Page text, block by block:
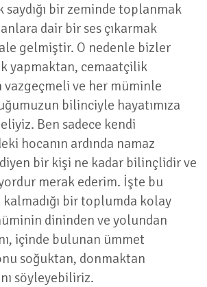
saydığı bir zeminde toplanmak
dair bir ses çıkarmak
gelmiştir. O nedenle bizler
yapmaktan, cemaatçilik
vazgeçmeli ve her müminle
bilinciyle hayatımıza
Ben sadece kendi
hocanın ardında namaz
bir kişi ne kadar bilinçlidir ve
merak ederim. İşte bu
kalmadığı bir toplumda kolay
dininden ve yolundan
içinde bulunan ümmet
soğuktan, donmaktan
söyleyebiliriz.